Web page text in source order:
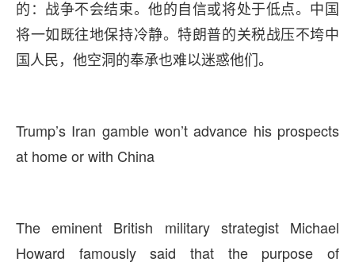
的：战争不会结束。他的自信或将处于低点。中国
将一如既往地保持冷静。特朗普的关税战压不垮中
国人民，他空洞的奉承也难以迷惑他们。
Trump’s Iran gamble won’t advance his prospects
at home or with China
The eminent British military strategist Michael
Howard famously said that the purpose of